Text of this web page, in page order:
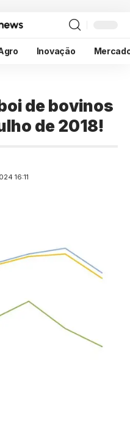
Inovação
de bovinos
de 2018!
16:11